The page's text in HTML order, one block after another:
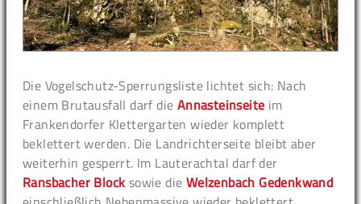
Die Vogelschutz-Sperrungsliste lichtet sich: Nach
einem Brutausfall darf die Annasteinseite im
Frankendorfer Klettergarten wieder komplett
beklettert werden. Die Landrichterseite bleibt aber
weiterhin gesperrt. Im Lauterachtal darf der
Ransbacher Block sowie die Welzenbach Gedenkwand